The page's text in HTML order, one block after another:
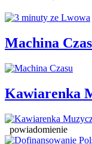
Machina
Kawiarenka
powiadomienie